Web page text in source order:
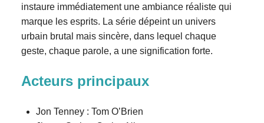
instaure immédiatement une ambiance réaliste qui
marque les esprits. La série dépeint un univers
urbain brutal mais sincère, dans lequel chaque
geste, chaque parole, a une signification forte.
Acteurs principaux
Jon Tenney : Tom O’Brien